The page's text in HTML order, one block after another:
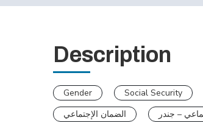
Description
Gender Social Security
الضمان الإجتماعي
– جندر